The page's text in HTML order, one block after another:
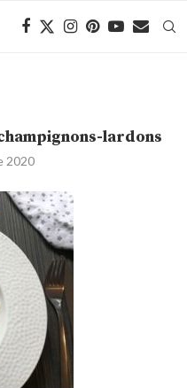
lardons
2020